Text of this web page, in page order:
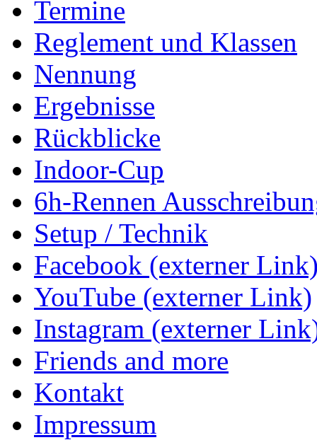
Termine
Reglement und Klassen
Nennung
Ergebnisse
Rückblicke
Indoor-Cup
6h-Rennen
Setup / Technik
Facebook (externer
YouTube (externer Link)
Instagram (externer
Friends and more
Kontakt
Impressum